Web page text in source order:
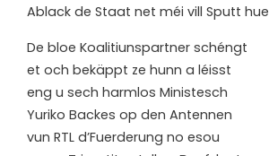
Ablack de Staat net méi vill Sputt
De bloe Koalitiunspartner schéngt
et och bekäppt ze hunn a léisst
eng u sech harmlos Ministesch
Yuriko Backes op den Antennen
vun RTL d’Fuerderung no esou